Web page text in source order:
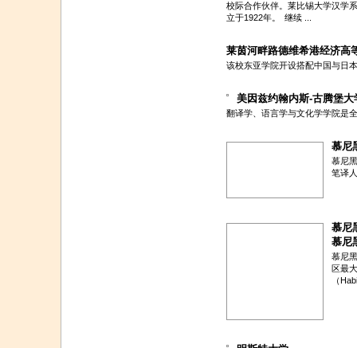
校际合作伙伴。莱比锡大学汉学
立于1922年。
继续 ...
莱茵河畔路德维希港经济高
该校东亚学院开设搭配中国与日
美因兹约翰内斯-古腾堡大
翻译学、语言学与文化学学院是
慕尼
慕尼
笔译
慕尼
慕尼
慕尼
区最
（